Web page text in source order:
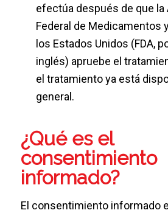
efectúa después de que
Federal de Medicamentos
los Estados Unidos (FDA,
inglés) apruebe el
el tratamiento ya está
general.
¿Qué es el
consentimiento
informado?
El consentimiento informado